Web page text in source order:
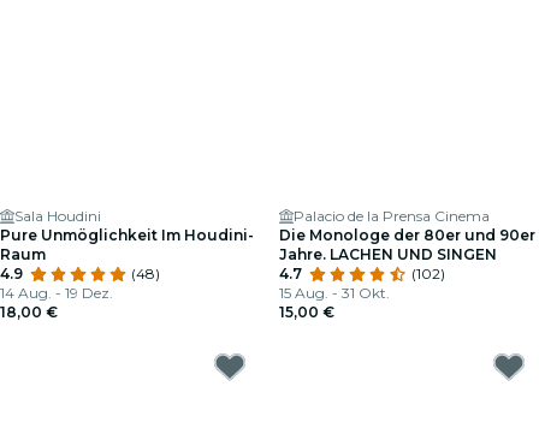
Sala Houdini
Pure Unmöglichkeit Im Houdini-
Raum
4.9
(48)
14 Aug. - 19 Dez.
18,00 €
Palacio de la Prensa Cinema
Die Monologe der 80er und 90er
Jahre. LACHEN UND SINGEN
4.7
(102)
15 Aug. - 31 Okt.
15,00 €